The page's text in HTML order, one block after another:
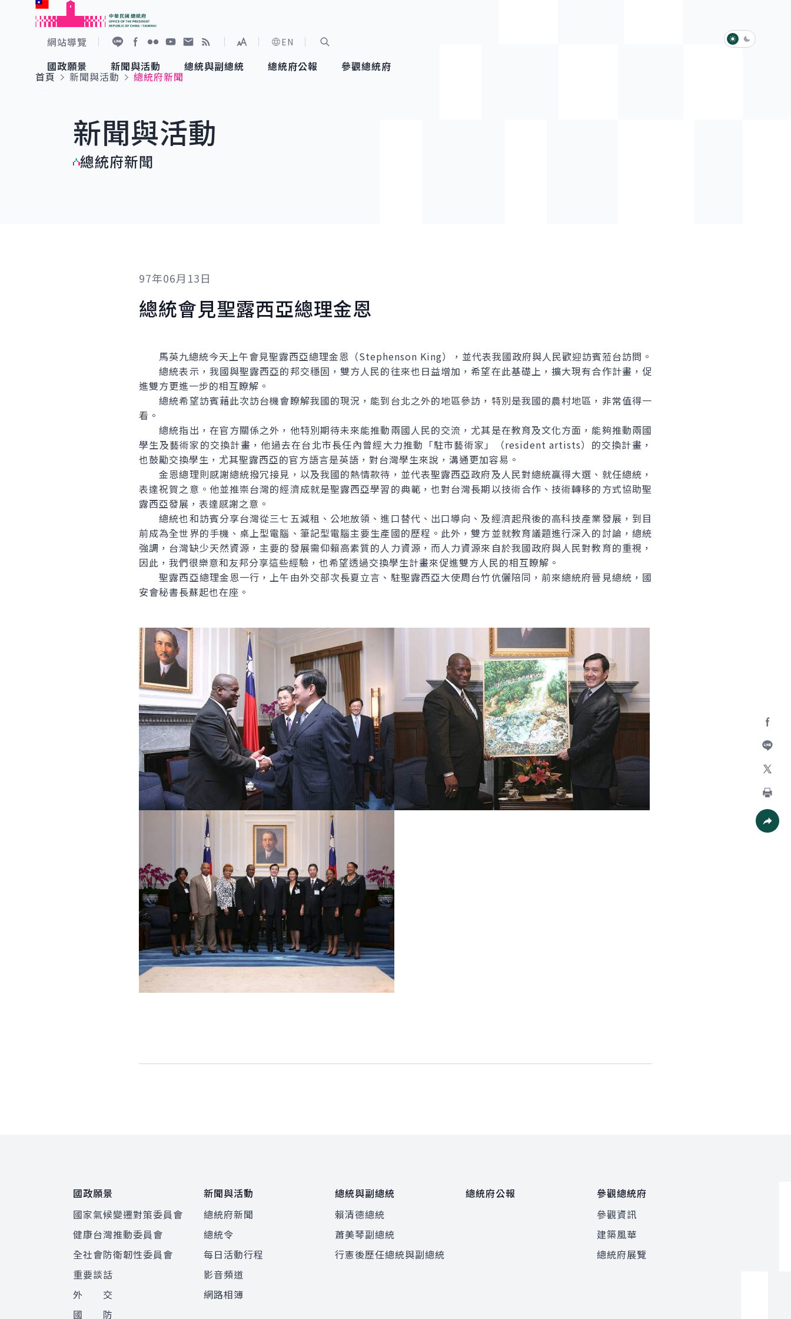
跳到主要內容
網站導覽
展開字級選單
EN
國政願景
國家氣候變遷對策委員會
重要談話
新聞與活動
總統府新聞
影音頻道
總統與副總統
賴清德總統
總統府公報 參觀總統府
參觀資訊
淺色模式
深色模式
首頁
新聞與活動
總統府新聞
新聞與活動
總統府新聞
加入好
列印
97年06月13日
總統會見聖露西亞總理金恩
馬英九總統今天上午會見聖露西亞總理金恩（Stephenson King），並代表我國政府與人民歡迎訪賓蒞台訪問。
總統表示，我國與聖露西亞的邦交穩固，雙方人民的往來也日益增加，希望在此基礎上，擴大現有合作計畫，促
進雙方更進一步的相互瞭解。
總統希望訪賓藉此次訪台機會瞭解我國的現況，能到台北之外的地區參訪，特別是我國的農村地區，非常值得一
看。
總統指出，在官方關係之外，他特別期待未來能推動兩國人民的交流，尤其是在教育及文化方面，能夠推動兩國
學生及藝術家的交換計畫，他過去在台北市長任內曾經大力推動「駐市藝術家」（resident artists）的交換計畫，
也鼓勵交換學生，尤其聖露西亞的官方語言是英語，對台灣學生來說，溝通更加容易。
金恩總理則感謝總統撥冗接見，以及我國的熱情款待，並代表聖露西亞政府及人民對總統贏得大選、就任總統，
表達祝賀之意。他並推崇台灣的經濟成就是聖露西亞學習的典範，也對台灣長期以技術合作、技術轉移的方式協助聖
露西亞發展，表達感謝之意。
總統也和訪賓分享台灣從三七五減租、公地放領、進口替代、出口導向、及經濟起飛後的高科技產業發展，到目
前成為全世界的手機、桌上型電腦、筆記型電腦主要生產國的歷程。此外，雙方並就教育議題進行深入的討論，總統
強調，台灣缺少天然資源，主要的發展需仰賴高素質的人力資源，而人力資源來自於我國政府與人民對教育的重視，
因此，我們很樂意和友邦分享這些經驗，也希望透過交換學生計畫來促進雙方人民的相互瞭解。
聖露西亞總理金恩一行，上午由外交部次長夏立言、駐聖露西亞大使周台竹伉儷陪同，前來總統府晉見總統，國
安會秘書長蘇起也在座。
國政願景
國家氣候變遷對策委員會
健康台灣推動委員會
全社會防衛韌性委員會
重要談話
外 交
國 防
新聞與活動
總統府新聞
總統令
每日活動行程
影音頻道
網路相簿
總統與副總統
賴清德總統
蕭美琴副總統
行憲後歷任總統與副總統
總統府公報
參觀總統府
參觀資訊
建築風華
總統府展覽